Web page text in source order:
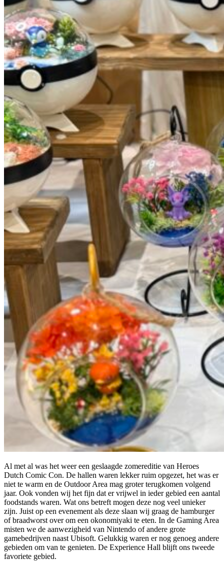
Al met al was het weer een geslaagde zomereditie van Heroes
Dutch Comic Con. De hallen waren lekker ruim opgezet, het was er
niet te warm en de Outdoor Area mag groter terugkomen volgend
jaar. Ook vonden wij het fijn dat er vrijwel in ieder gebied een aantal
foodstands waren. Wat ons betreft mogen deze nog veel unieker
zijn. Juist op een evenement als deze slaan wij graag de hamburger
of braadworst over om een okonomiyaki te eten. In de Gaming Area
misten we de aanwezigheid van Nintendo of andere grote
gamebedrijven naast Ubisoft. Gelukkig waren er nog genoeg andere
gebieden om van te genieten. De Experience Hall blijft ons tweede
favoriete gebied.